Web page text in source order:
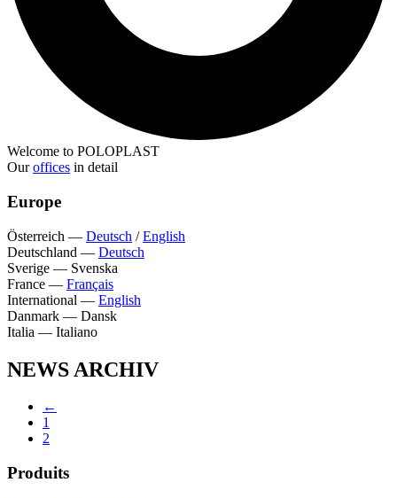
Welcome to POLOPLAST
Ouroffices in detail
Europe
Österreich — Deutsch /English
Deutschland — Deutsch
Sverige — Svenska
France — Français
International — English
Danmark — Dansk
Italia — Italiano
NEWS ARCHIV
←
1
2
Produits